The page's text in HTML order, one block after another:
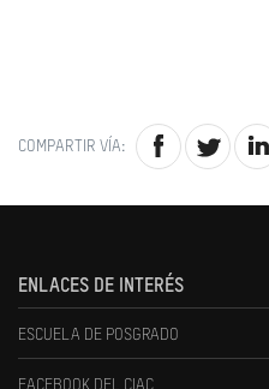
COMPARTIR VÍA:
ENLACES DE INTERÉS
ESCUELA DE POSGRADO
FACEBOOK DEL CIAC